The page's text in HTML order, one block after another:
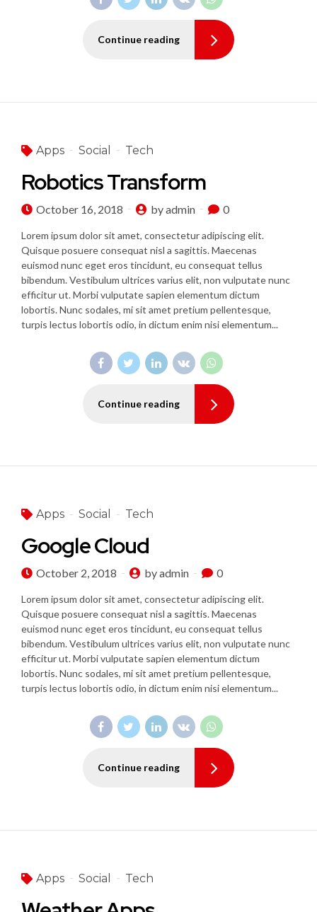
Continue reading
Apps Social Tech
Robotics Transform
October 16, 2018 by admin 0
Lorem ipsum dolor sit amet, consectetur adipiscing elit.
Quisque posuere consequat nisl a sagittis. Maecenas
euismod nunc eget eros tincidunt, eu consequat tellus
bibendum. Vestibulum ultrices varius elit, non vulputate nunc
efficitur ut. Morbi vulputate sapien elementum dictum
lobortis. Nunc sodales, mi sit amet pretium pellentesque,
turpis lectus lobortis odio, in dictum enim nisi elementum...
Continue reading
Apps Social Tech
Google Cloud
October 2, 2018 by admin 0
Lorem ipsum dolor sit amet, consectetur adipiscing elit.
Quisque posuere consequat nisl a sagittis. Maecenas
euismod nunc eget eros tincidunt, eu consequat tellus
bibendum. Vestibulum ultrices varius elit, non vulputate nunc
efficitur ut. Morbi vulputate sapien elementum dictum
lobortis. Nunc sodales, mi sit amet pretium pellentesque,
turpis lectus lobortis odio, in dictum enim nisi elementum...
Continue reading
Apps Social Tech